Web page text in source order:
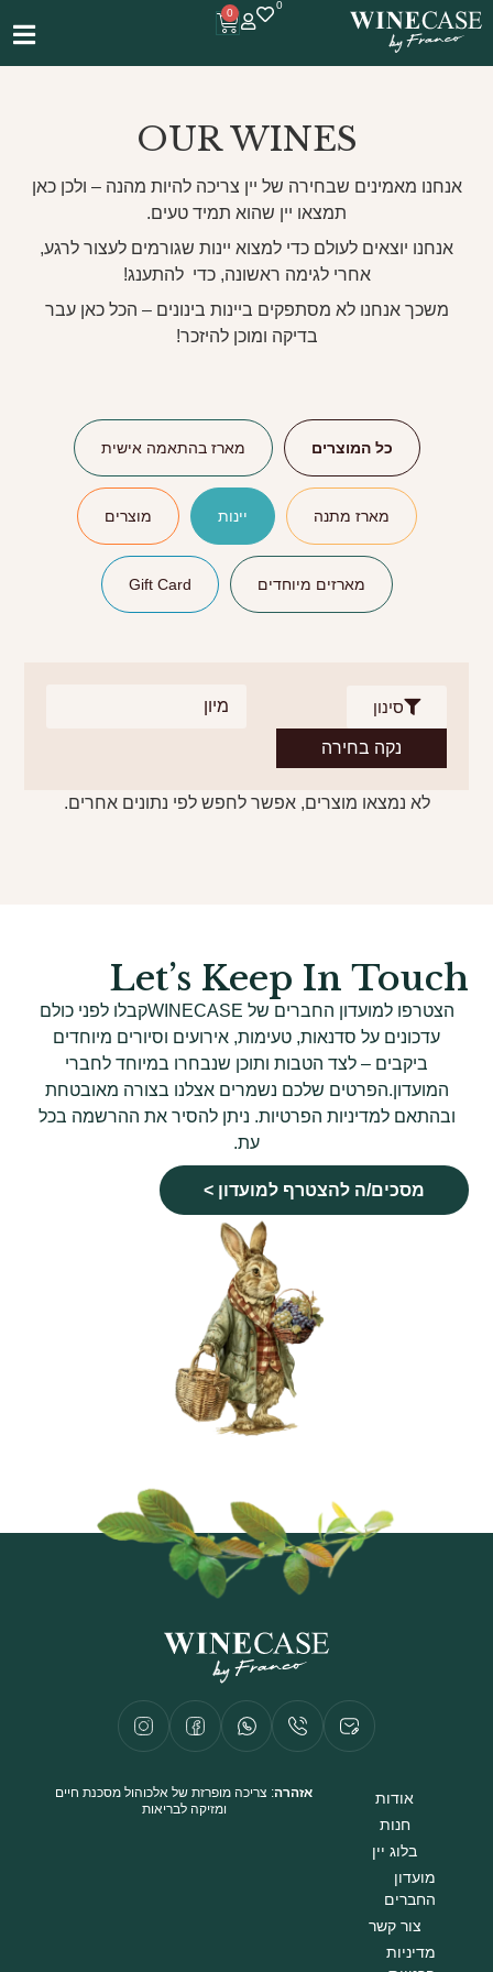
0
0
OUR WINES
אנחנו מאמינים שבחירה של יין צריכה להיות מהנה – ולכן כאן
תמצאו יין שהוא תמיד טעים.
אנחנו יוצאים לעולם כדי למצוא יינות שגורמים לעצור לרגע,
אחרי לגימה ראשונה, כדי להתענג!
משכך אנחנו לא מסתפקים ביינות בינונים – הכל כאן עבר
בדיקה ומוכן להיזכר!
כל המוצרים מארז בהתאמה אישית
מארז מתנה יינות מוצרים
מארזים מיוחדים Gift Card
סינון
נקה בחירה
לא נמצאו מוצרים, אפשר לחפש לפי נתונים אחרים.
Let’s Keep In Touch
הצטרפו למועדון החברים של WINECASEקבלו לפני כולם
עדכונים על סדנאות, טעימות, אירועים וסיורים מיוחדים
ביקבים – לצד הטבות ותוכן שנבחרו במיוחד לחברי
המועדון.הפרטים שלכם נשמרים אצלנו בצורה מאובטחת
ובהתאם למדיניות הפרטיות. ניתן להסיר את ההרשמה בכל
עת.
מסכים/ה להצטרף למועדון >
אודות
חנות
בלוג יין
מועדון
החברים
צור קשר
מדיניות
אזהרה: צריכה מופרזת של אלכוהול מסכנת חיים
ומזיקה לבריאות